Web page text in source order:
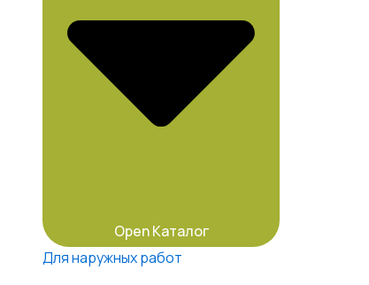
Open Каталог
Для наружных работ